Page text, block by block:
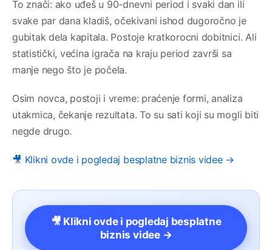
To znači: ako uđeš u 90-dnevni period i svaki dan ili
svake par dana kladiš, očekivani ishod dugoročno je
gubitak dela kapitala. Postoje kratkorocni dobitnici. Ali
statistički, većina igrača na kraju period završi sa
manje nego što je počela.
Osim novca, postoji i vreme: praćenje formi, analiza
utakmica, čekanje rezultata. To su sati koji su mogli biti
negde drugo.
🎥 Klikni ovde i pogledaj besplatne biznis videe →
🎥 Klikni ovde i pogledaj besplatne
biznis videe →